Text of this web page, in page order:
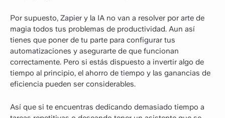
Por supuesto, Zapier y la IA no van a resolver por arte de
magia todos tus problemas de productividad. Aun así
tienes que poner de tu parte para configurar tus
automatizaciones y asegurarte de que funcionan
correctamente. Pero si estás dispuesto a invertir algo de
tiempo al principio, el ahorro de tiempo y las ganancias de
eficiencia pueden ser considerables.
Así que si te encuentras dedicando demasiado tiempo a